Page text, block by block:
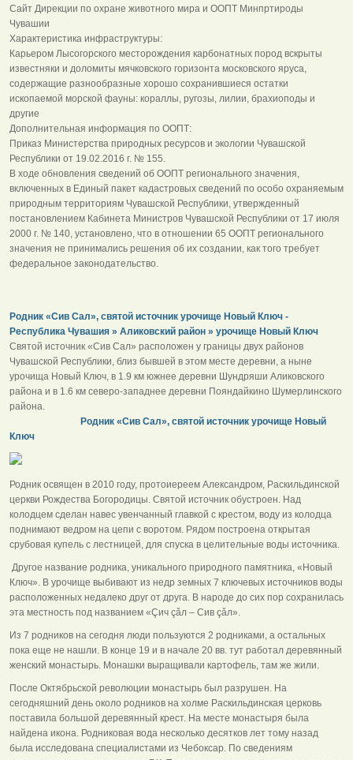
Сайт Дирекции по охране животного мира и ООПТ Минпртироды
Чувашии
Характеристика инфраструктуры:
Карьером Лысогорского месторождения карбонатных пород вскрыты
известняки и доломиты мячковского горизонта московского яруса,
содержащие разнообразные хорошо сохранившиеся остатки
ископаемой морской фауны: кораллы, ругозы, лилии, брахиоподы и
другие
Дополнительная информация по ООПТ:
Приказ Министерства природных ресурсов и экологии Чувашской
Республики от 19.02.2016 г. № 155.
В ходе обновления сведений об ООПТ регионального значения,
включенных в Единый пакет кадастровых сведений по особо охраняемым
природным территориям Чувашской Республики, утвержденный
постановлением Кабинета Министров Чувашской Республики от 17 июля
2000 г. № 140, установлено, что в отношении 65 ООПТ регионального
значения не принимались решения об их создании, как того требует
федеральное законодательство.
Родник «Сив Сал», святой источник урочище Новый Ключ -
Республика Чувашия » Аликовский район » урочище Новый Ключ
Святой источник «Сив Сал» расположен у границы двух районов
Чувашской Республики, близ бывшей в этом месте деревни, а ныне
урочища Новый Ключ, в 1.9 км южнее деревни Шундряши Аликовского
района и в 1.6 км северо-западнее деревни Пояндайкино Шумерлинского
района.
Родник «Сив Сал», святой источник урочище Новый
Ключ
Родник освящен в 2010 году, протоиереем Александром, Раскильдинской
церкви Рождества Богородицы. Святой источник обустроен. Над
колодцем сделан навес увенчанный главкой с крестом, воду из колодца
поднимают ведром на цепи с воротом. Рядом построена открытая
срубовая купель с лестницей, для спуска в целительные воды источника.
Другое название родника, уникального природного памятника, «Новый
Ключ». В урочище выбивают из недр земных 7 ключевых источников воды
расположенных недалеко друг от друга. В народе до сих пор сохранилась
эта местность под названием «Çич çǎл – Сив çǎл».
Из 7 родников на сегодня люди пользуются 2 родниками, а остальных
пока еще не нашли. В конце 19 и в начале 20 вв. тут работал деревянный
женский монастырь. Монашки выращивали картофель, там же жили.
После Октябрьской революции монастырь был разрушен. На
сегодняшний день около родников на холме Раскильдинская церковь
поставила большой деревянный крест. На месте монастыря была
найдена икона. Родниковая вода несколько десятков лет тому назад
была исследована специалистами из Чебоксар. По сведениям